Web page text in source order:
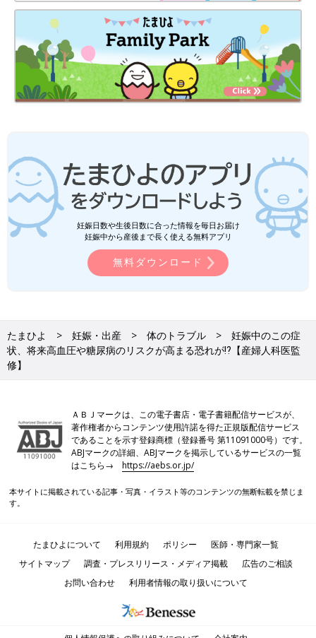
妊娠日数や生後日数に合った情報を毎日お届け
妊娠中から産後まで長く使える無料アプリ
無料ダウンロード
たまひよ 妊娠・出産 体のトラブル
妊娠中のこの症
状、将来高血圧や糖尿病のリスクが高まる恐れが⁉【産婦人科医監
修】
ＡＢＪマークは、この電子書店・電子書籍配信サービスが、
著作権者からコンテンツ使用許諾を得た正規版配信サービス
であることを示す登録商標（登録番号 第11091000号）です。
ABJマークの詳細、ABJマークを掲示しているサービスの一覧
はこちら→https://aebs.or.jp/
本サイトに掲載されている記事・写真・イラスト等のコンテンツの無断転載を禁じま
す。
たまひよについて 利用規約 ポリシー
医師・専門家一覧
サイトマップ
調査・プレスリリース・メディア掲載
広告のご相談
お問い合わせ
利用者情報の取り扱いについて